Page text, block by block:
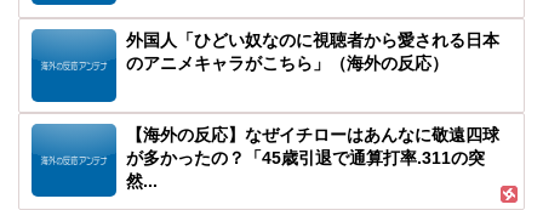
外国人「ひどい奴なのに視聴者から愛される日本
のアニメキャラがこちら」（海外の反応）
【海外の反応】なぜイチローはあんなに敬遠四球
が多かったの？「45歳引退で通算打率.311の突
然...